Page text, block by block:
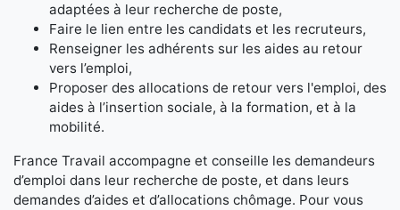
adaptées à leur recherche de poste,
Faire le lien entre les candidats et les recruteurs,
Renseigner les adhérents sur les aides au retour
vers l’emploi,
Proposer des allocations de retour vers l'emploi, des
aides à l’insertion sociale, à la formation, et à la
mobilité.
France Travail accompagne et conseille les demandeurs
d’emploi dans leur recherche de poste, et dans leurs
demandes d’aides et d’allocations chômage. Pour vous